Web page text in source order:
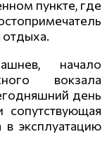
пункте, где
отдыха.
начало
вокзала
день
в эксплуатацию